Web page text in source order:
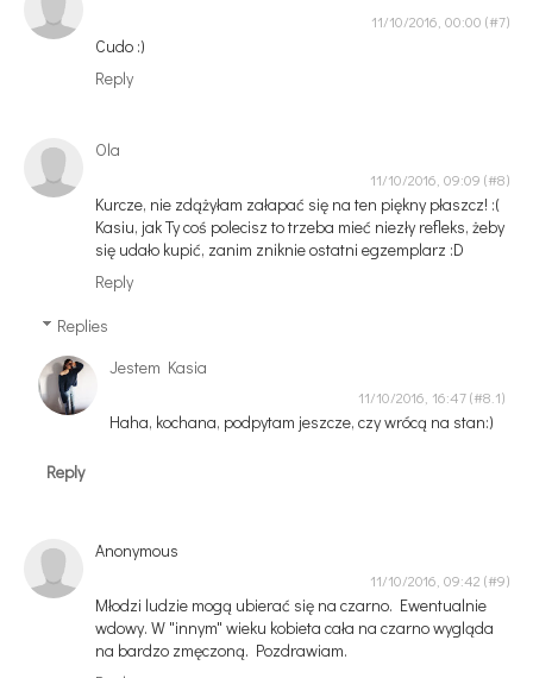
11/10/2016, 00:00
Cudo :)
Reply
Ola
11/10/2016, 09:09
Kurcze, nie zdążyłam załapać się na ten piękny płaszcz! :(
Kasiu, jak Ty coś polecisz to trzeba mieć niezły refleks, żeby
się udało kupić, zanim zniknie ostatni egzemplarz :D
Reply
Replies
Jestem Kasia
11/10/2016, 16:47
Haha, kochana, podpytam jeszcze, czy wrócą na stan:)
Reply
Anonymous
11/10/2016, 09:42
Młodzi ludzie mogą ubierać się na czarno. Ewentualnie
wdowy. W "innym" wieku kobieta cała na czarno wygląda
na bardzo zmęczoną. Pozdrawiam.